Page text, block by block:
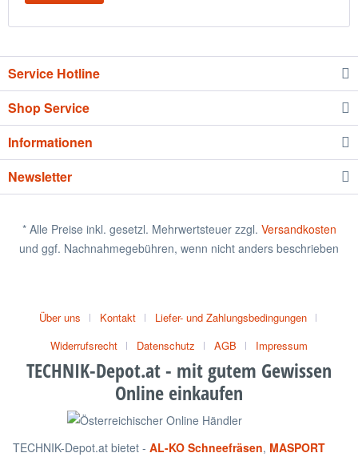
Service Hotline
Shop Service
Informationen
Newsletter
* Alle Preise inkl. gesetzl. Mehrwertsteuer zzgl. Versandkosten
und ggf. Nachnahmegebühren, wenn nicht anders beschrieben
Über uns Kontakt
Liefer- und Zahlungsbedingungen
Widerrufsrecht
Datenschutz AGB Impressum
TECHNIK-Depot.at - mit gutem Gewissen
Online einkaufen
TECHNIK-Depot.at bietet - AL-KO Schneefräsen, MASPORT